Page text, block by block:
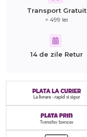
Transport Gratuit
> 499 lei
14 de zile Retur